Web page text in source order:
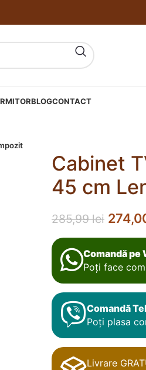
BLOGCONTACT
Cabinet
45 cm
285,99lei
Comandă pe
Poți face
Comandă
Poți plasa
Livrare